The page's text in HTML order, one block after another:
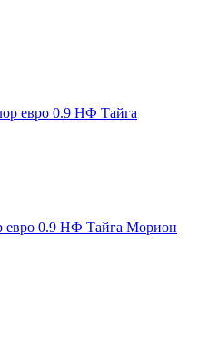
евро 0.9 НФ Тайга Морион